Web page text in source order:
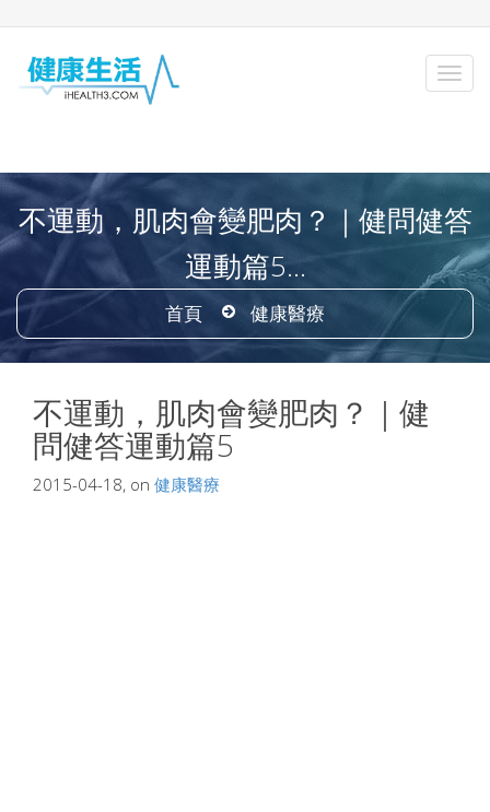
不運動，肌肉會變肥肉？｜健問健答
運動篇5...
首頁 健康醫療
不運動，肌肉會變肥肉？｜健
問健答運動篇5
2015-04-18, on 健康醫療